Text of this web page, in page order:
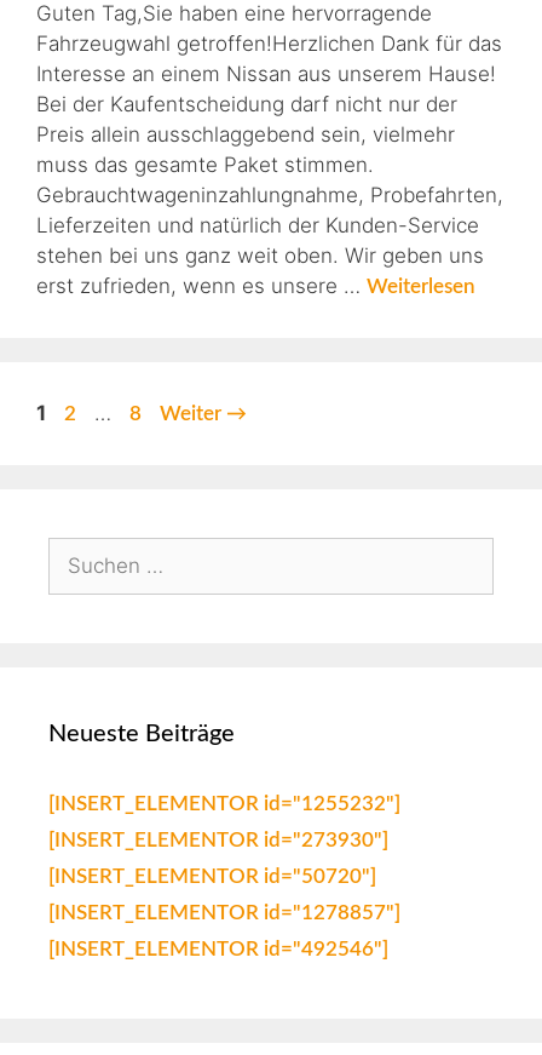
Guten Tag,Sie haben eine hervorragende
Fahrzeugwahl getroffen!Herzlichen Dank für das
Interesse an einem Nissan aus unserem Hause!
Bei der Kaufentscheidung darf nicht nur der
Preis allein ausschlaggebend sein, vielmehr
muss das gesamte Paket stimmen.
Gebrauchtwageninzahlungnahme, Probefahrten,
Lieferzeiten und natürlich der Kunden-Service
stehen bei uns ganz weit oben. Wir geben uns
erst zufrieden, wenn es unsere … Weiterlesen
1 2 … 8 Weiter →
Neueste Beiträge
[INSERT_ELEMENTOR id="1255232"]
[INSERT_ELEMENTOR id="273930"]
[INSERT_ELEMENTOR id="50720"]
[INSERT_ELEMENTOR id="1278857"]
[INSERT_ELEMENTOR id="492546"]